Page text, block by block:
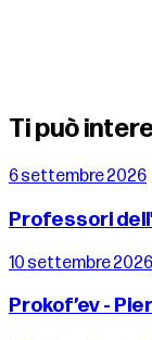
Ti può
6 settembre 2026
Professori
10 settembre 2026
Prokof’ev -